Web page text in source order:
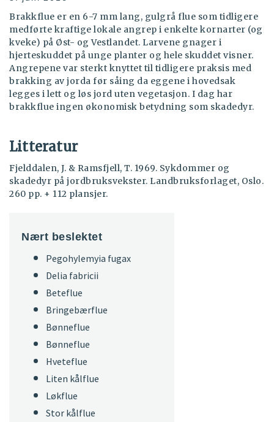
Brakkflue er en 6-7 mm lang, gulgrå flue som tidligere
medførte kraftige lokale angrep i enkelte kornarter (og
kveke) på Øst- og Vestlandet. Larvene gnager i
hjerteskuddet på unge planter og hele skuddet visner.
Angrepene var sterkt knyttet til tidligere praksis med
brakking av jorda før såing da eggene i hovedsak
legges i lett og løs jord uten vegetasjon. I dag har
brakkflue ingen økonomisk betydning som skadedyr.
Litteratur
Fjelddalen, J. & Ramsfjell, T. 1969. Sykdommer og
skadedyr på jordbruksvekster. Landbruksforlaget, Oslo.
260 pp. + 112 plansjer.
Nært beslektet
Pegohylemyia fugax
Delia fabricii
Beteflue
Bringebærflue
Bønneflue
Bønneflue
Hveteflue
Liten kålflue
Løkflue
Stor kålflue